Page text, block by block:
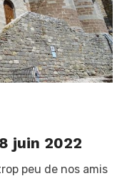
juin 2022
peu de nos amis